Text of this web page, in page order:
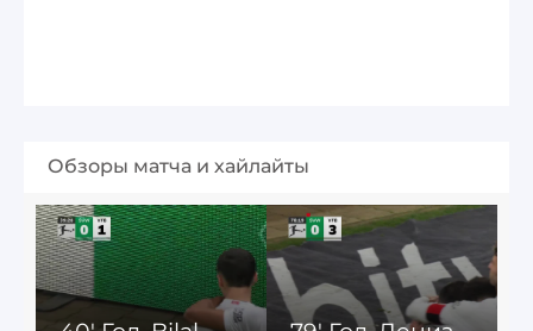
Обзоры матча и хайлайты